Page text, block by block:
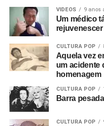
VIDEOS 9 anos
Um médico
CULTURA POP
Aquela vez
um acidente
homenagem
CULTURA POP
Barra
CULTURA POP